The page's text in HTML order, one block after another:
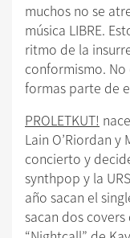
muchos no se
música LIBRE.
ritmo de la
conformismo. No
formas parte de
PROLETKUT!
Lain O’Riordan
concierto y
synthpop y la
año sacan el
sacan dos